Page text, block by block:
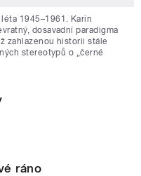
1945–1961. Karin
dosavadní paradigma
zahlazenou historii stále
stereotypů o „černé
ráno